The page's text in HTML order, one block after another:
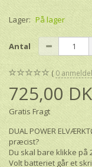
Lager: På lager
Antal
0
725,00
Gratis Fragt
DUAL POWER
præcist?
Du skal bare klikke på
Volt batteriet går et